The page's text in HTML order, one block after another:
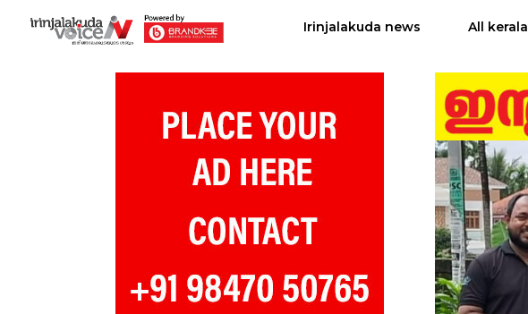
Irinjalakuda news All kerala